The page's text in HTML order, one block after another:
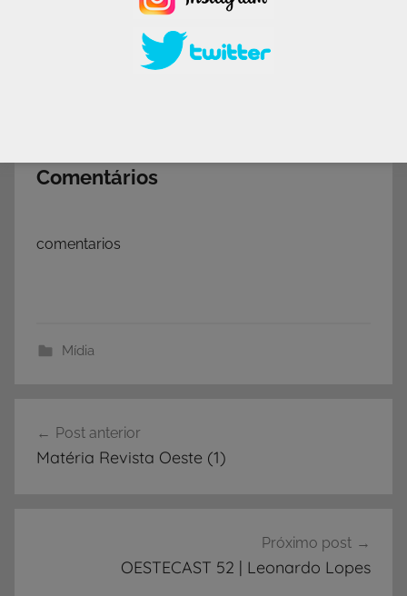
https://revistaoeste.com/mundo/cuba-
brasileiro-relata-viagem-havana/
Compartilhar:
Comentários
comentarios
Mídia
de
Post anterior
Matéria Revista Oeste (1)
Próximo post
OESTECAST 52 | Leonardo Lopes